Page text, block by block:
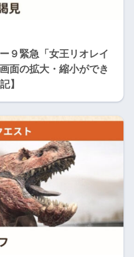
９緊急「女王リオレイ
面の拡大・縮小ができ
】